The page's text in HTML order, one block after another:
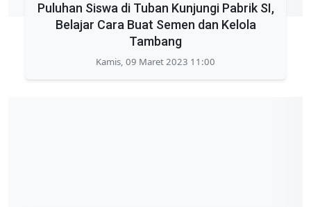
Puluhan Siswa di Tuban Kunjungi Pabrik SI,
Belajar Cara Buat Semen dan Kelola
Tambang
Kamis, 09 Maret 2023 11:00